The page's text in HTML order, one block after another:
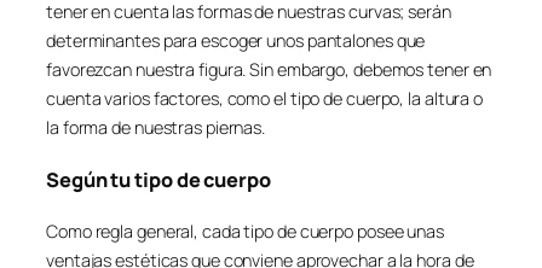
tener en cuenta las formas de nuestras curvas; serán
determinantes para escoger unos pantalones que
favorezcan nuestra figura. Sin embargo, debemos tener en
cuenta varios factores, como el tipo de cuerpo, la altura o
la forma de nuestras piernas.
Según tu tipo de cuerpo
Como regla general, cada tipo de cuerpo posee unas
ventajas estéticas que conviene aprovechar a la hora de